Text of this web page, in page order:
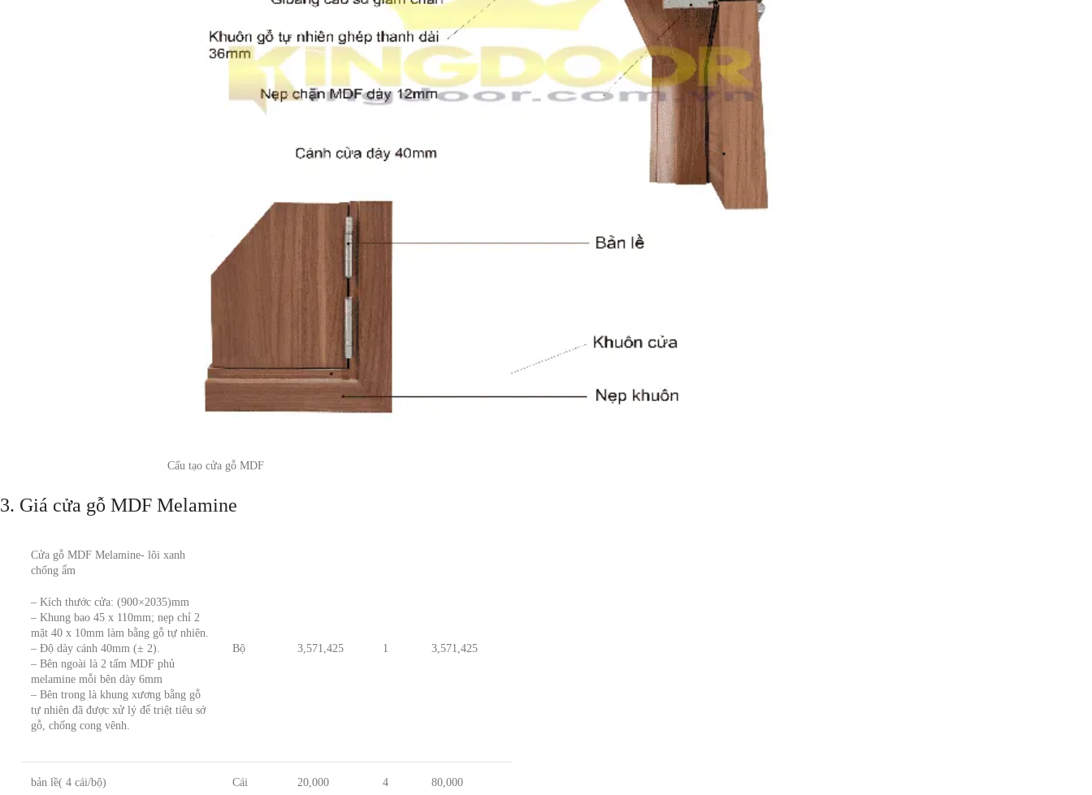
Cấu tạo cửa gỗ MDF
3. Giá cửa gỗ MDF Melamine
Cửa gỗ MDF Melamine- lõi xanh
chống ẩm
– Kích thước cửa: (900×2035)mm
– Khung bao 45 x 110mm; nẹp chỉ 2
mặt 40 x 10mm làm bằng gỗ tự nhiên.
– Độ dày cánh 40mm (± 2).
– Bên ngoài là 2 tấm MDF phủ
melamine mỗi bên dày 6mm
– Bên trong là khung xương bằng gỗ
tự nhiên đã được xử lý để triệt tiêu sớ
gỗ, chống cong vênh.
Bộ 3,571,425 1 3,571,425
bản lề( 4 cái/bộ) Cái 20,000 4 80,000